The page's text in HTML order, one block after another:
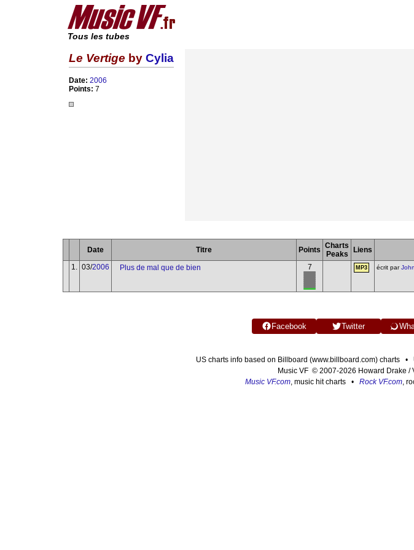
Tous les tubes
Le Vertige by Cylia
Date: 2006
Points: 7
Date Titre Points Charts
Peaks
Liens
1.
03/2006 Plus de mal que de bien 7 MP3 écrit par
Facebook Twitter
US charts info based on Billboard (www.billboard.com) charts •
Music VF © 2007-2026 Howard Drake /
Music VF.com , music hit charts • Rock VF.com ,